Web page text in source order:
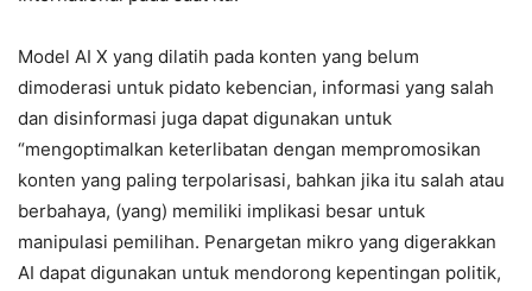
Model AI X yang dilatih pada konten yang belum
dimoderasi untuk pidato kebencian, informasi yang salah
dan disinformasi juga dapat digunakan untuk
“mengoptimalkan keterlibatan dengan mempromosikan
konten yang paling terpolarisasi, bahkan jika itu salah atau
berbahaya, (yang) memiliki implikasi besar untuk
manipulasi pemilihan. Penargetan mikro yang digerakkan
AI dapat digunakan untuk mendorong kepentingan politik,